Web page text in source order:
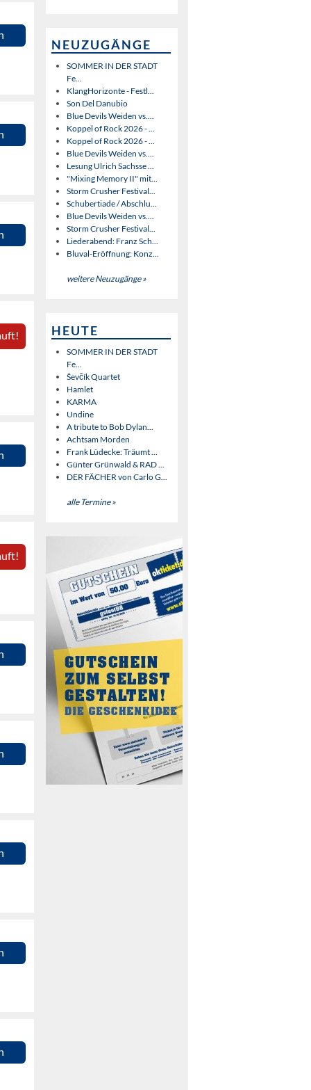
NEUZUGÄNGE
SOMMER IN DER STADT
Fe...
KlangHorizonte - Festl...
Son Del Danubio
Blue Devils Weiden vs....
Koppel of Rock 2026 - ...
Koppel of Rock 2026 - ...
Blue Devils Weiden vs....
Lesung Ulrich Sachsse ...
"Mixing Memory II" mit...
Storm Crusher Festival...
Schubertiade / Abschlu...
Blue Devils Weiden vs....
Storm Crusher Festival...
Liederabend: Franz Sch...
Bluval-Eröffnung: Konz...
weitere Neuzugänge »
HEUTE
SOMMER IN DER STADT
Fe...
Ševčík Quartet
Hamlet
KARMA
Undine
A tribute to Bob Dylan...
Achtsam Morden
Frank Lüdecke: Träumt ...
Günter Grünwald & RAD ...
DER FÄCHER von Carlo G...
alle Termine »